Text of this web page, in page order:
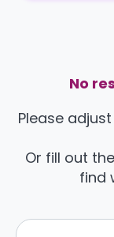
No
Please
Or fill out
find